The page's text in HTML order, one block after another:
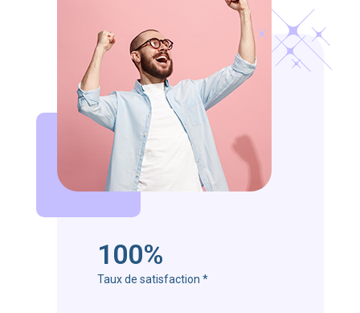
100%
Taux de satisfaction *